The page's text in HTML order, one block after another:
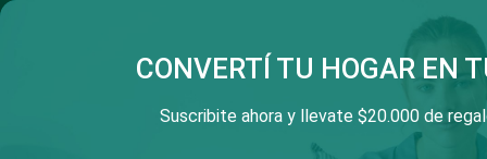
SALTAR
3 Y 6 CUOTAS SIN
Cuarto Living
CONVERTÍ TU HOGAR EN
Suscribite ahora y llevate $20.000 de